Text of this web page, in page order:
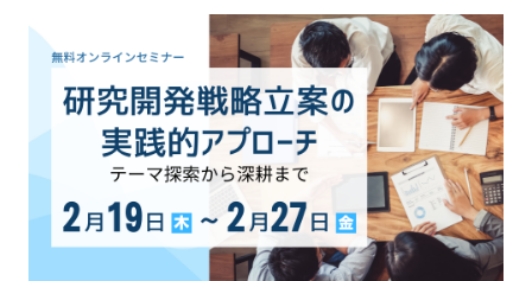
マイページ
新規登録
イベント